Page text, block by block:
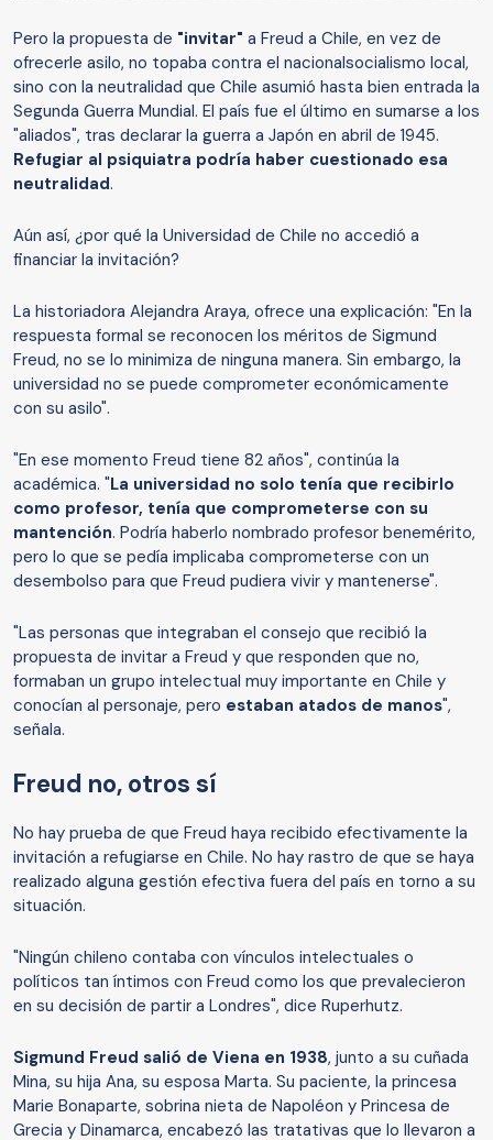
Pero la propuesta de "invitar" a Freud a Chile, en vez de
ofrecerle asilo, no topaba contra el nacionalsocialismo local,
sino con la neutralidad que Chile asumió hasta bien entrada la
Segunda Guerra Mundial. El país fue el último en sumarse a los
"aliados", tras declarar la guerra a Japón en abril de 1945.
Refugiar al psiquiatra podría haber cuestionado esa
neutralidad.
Aún así, ¿por qué la Universidad de Chile no accedió a
financiar la invitación?
La historiadora Alejandra Araya, ofrece una explicación: "En la
respuesta formal se reconocen los méritos de Sigmund
Freud, no se lo minimiza de ninguna manera. Sin embargo, la
universidad no se puede comprometer económicamente
con su asilo".
"En ese momento Freud tiene 82 años", continúa la
académica. "La universidad no solo tenía que recibirlo
como profesor, tenía que comprometerse con su
mantención. Podría haberlo nombrado profesor benemérito,
pero lo que se pedía implicaba comprometerse con un
desembolso para que Freud pudiera vivir y mantenerse".
"Las personas que integraban el consejo que recibió la
propuesta de invitar a Freud y que responden que no,
formaban un grupo intelectual muy importante en Chile y
conocían al personaje, pero estaban atados de manos",
señala.
Freud no, otros sí
No hay prueba de que Freud haya recibido efectivamente la
invitación a refugiarse en Chile. No hay rastro de que se haya
realizado alguna gestión efectiva fuera del país en torno a su
situación.
"Ningún chileno contaba con vínculos intelectuales o
políticos tan íntimos con Freud como los que prevalecieron
en su decisión de partir a Londres", dice Ruperhutz.
Sigmund Freud salió de Viena en 1938, junto a su cuñada
Mina, su hija Ana, su esposa Marta. Su paciente, la princesa
Marie Bonaparte, sobrina nieta de Napoléon y Princesa de
Grecia y Dinamarca, encabezó las tratativas que lo llevaron a